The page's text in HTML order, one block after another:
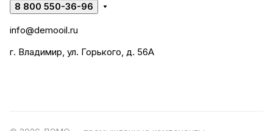
8 800 550-36-96
info@demooil.ru
г. Владимир, ул. Горького, д. 56А